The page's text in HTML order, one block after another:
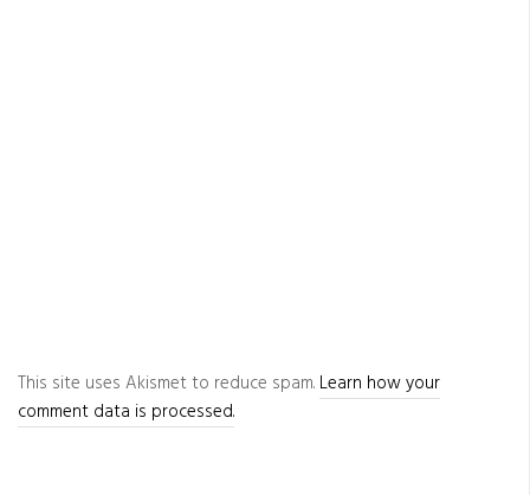
This site uses Akismet to reduce spam. Learn how your
comment data is processed.